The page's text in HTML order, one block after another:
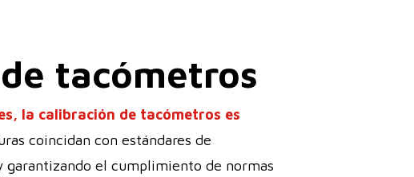
tacómetros
la calibración de tacómetros es
coincidan con estándares de
garantizando el cumplimiento de normas